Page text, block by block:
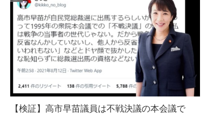
【検証】高市早苗議員は不戦決議の本会議で